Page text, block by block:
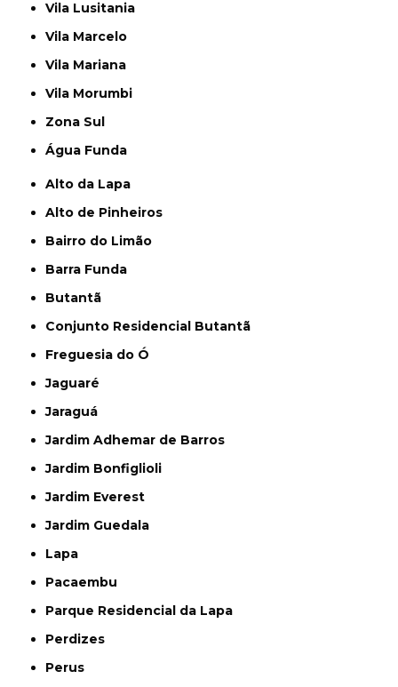
Vila Lusitania
Vila Marcelo
Vila Mariana
Vila Morumbi
Zona Sul
Água Funda
Alto da Lapa
Alto de Pinheiros
Bairro do Limão
Barra Funda
Butantã
Conjunto Residencial Butantã
Freguesia do Ó
Jaguaré
Jaraguá
Jardim Adhemar de Barros
Jardim Bonfiglioli
Jardim Everest
Jardim Guedala
Lapa
Pacaembu
Parque Residencial da Lapa
Perdizes
Perus